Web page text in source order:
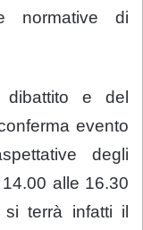
normative di
e del
evento
degli
alle 16.30
terrà infatti il